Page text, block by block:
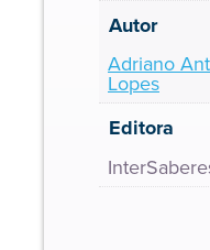
Autor
Adriano
Lopes
Editora